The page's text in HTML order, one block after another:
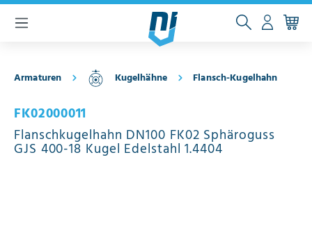
springen
Armaturen Kugelhähne Flansch-Kugelhahn
FK02000011
Flanschkugelhahn DN100 FK02 Sphäroguss
GJS 400-18 Kugel Edelstahl 1.4404